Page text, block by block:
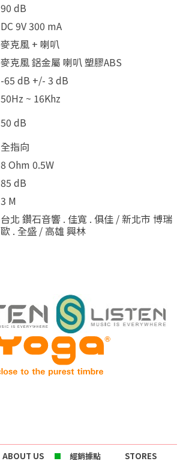
90 dB
DC 9V 300 mA
麥克風 + 喇叭
麥克風 鋁金屬 喇叭 塑膠ABS
-65 dB +/- 3 dB
50Hz ~ 16Khz
50 dB
全指向
8 Ohm 0.5W
85 dB
3 M
台北 鑽石音響 . 佳寬 . 俱佳 / 新北市 博瑞
歐 . 全盛 / 高雄 興林
ABOUT US 經銷據點 STORES